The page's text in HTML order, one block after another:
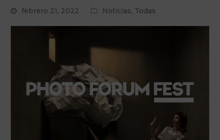
febrero 21, 2022 Noticias, Todas